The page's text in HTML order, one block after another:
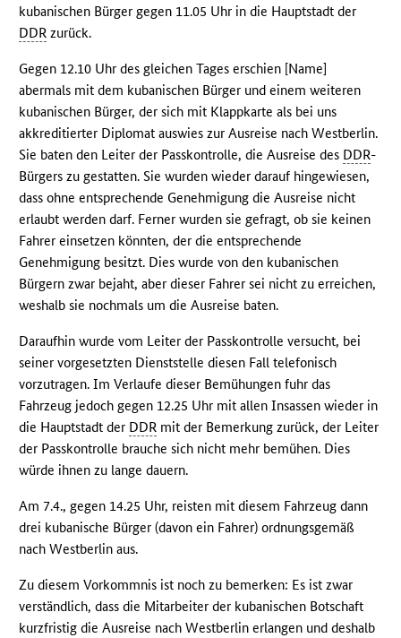
kubanischen Bürger gegen 11.05 Uhr in die Hauptstadt der
DDR zurück.
Gegen 12.10 Uhr des gleichen Tages erschien [Name]
abermals mit dem kubanischen Bürger und einem weiteren
kubanischen Bürger, der sich mit Klappkarte als bei uns
akkreditierter Diplomat auswies zur Ausreise nach Westberlin.
Sie baten den Leiter der Passkontrolle, die Ausreise des DDR-
Bürgers zu gestatten. Sie wurden wieder darauf hingewiesen,
dass ohne entsprechende Genehmigung die Ausreise nicht
erlaubt werden darf. Ferner wurden sie gefragt, ob sie keinen
Fahrer einsetzen könnten, der die entsprechende
Genehmigung besitzt. Dies wurde von den kubanischen
Bürgern zwar bejaht, aber dieser Fahrer sei nicht zu erreichen,
weshalb sie nochmals um die Ausreise baten.
Daraufhin wurde vom Leiter der Passkontrolle versucht, bei
seiner vorgesetzten Dienststelle diesen Fall telefonisch
vorzutragen. Im Verlaufe dieser Bemühungen fuhr das
Fahrzeug jedoch gegen 12.25 Uhr mit allen Insassen wieder in
die Hauptstadt der DDR mit der Bemerkung zurück, der Leiter
der Passkontrolle brauche sich nicht mehr bemühen. Dies
würde ihnen zu lange dauern.
Am 7.4., gegen 14.25 Uhr, reisten mit diesem Fahrzeug dann
drei kubanische Bürger (davon ein Fahrer) ordnungsgemäß
nach Westberlin aus.
Zu diesem Vorkommnis ist noch zu bemerken: Es ist zwar
verständlich, dass die Mitarbeiter der kubanischen Botschaft
kurzfristig die Ausreise nach Westberlin erlangen und deshalb